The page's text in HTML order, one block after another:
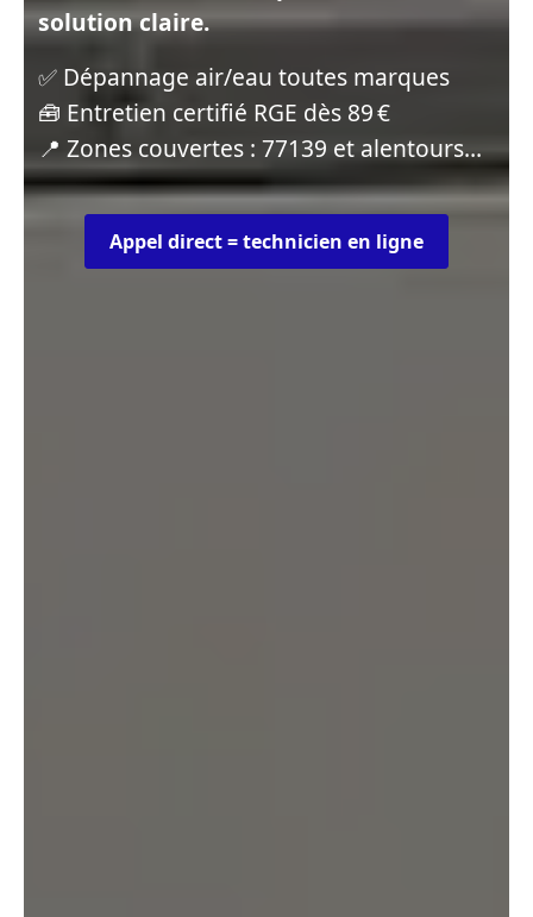
solution claire.
✅ Dépannage air/eau toutes marques
🧰 Entretien certifié RGE dès 89 €
📍 Zones couvertes : 77139 et alentours…
Appel direct = technicien en ligne